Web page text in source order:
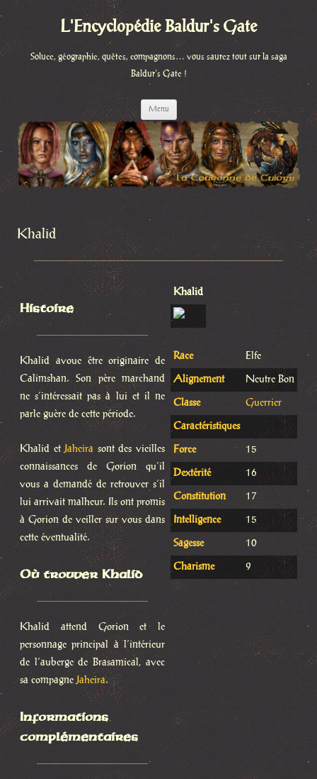
L'Encyclopédie Baldur's Gate
Soluce, géographie, quêtes, compagnons… vous saurez tout sur la saga
Baldur's Gate !
Menu
contenu
Khalid
Histoire
Khalid avoue être originaire de
Calimshan. Son père marchand
ne s’intéressait pas à lui et il ne
parle guère de cette période.
Khalid etJaheira sont des vieilles
connaissances de Gorion qu’il
vous a demandé de retrouver s’il
lui arrivait malheur. Ils ont promis
à Gorion de veiller sur vous dans
cette éventualité.
Où trouver Khalid
Khalid attend Gorion et le
personnage principal à l’intérieur
de l’auberge de Brasamical, avec
sa compagne Jaheira.
Informations
complémentaires
Khalid
Race Elfe
Alignement Neutre Bon
Classe Guerrier
Caractéristiques
Force 15
Dextérité 16
Constitution 17
Intelligence 15
Sagesse 10
Charisme 9